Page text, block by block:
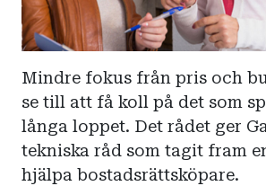
Mindre fokus från pris och
se till att få koll på det som
långa loppet. Det rådet ger
tekniska råd som tagit fram
hjälpa bostadsrättsköpare.